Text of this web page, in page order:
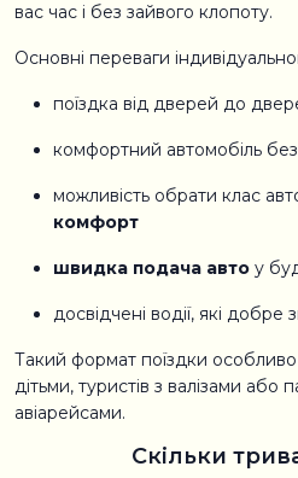
вас час і без зайвого клопоту.
Основні переваги
поїздка від дверей до
комфортний автомобіль
можливість обрати клас
комфорт
швидка подача авто у
досвідчені водії, які
Такий формат поїздки особливо
дітьми, туристів з валізами або
авіарейсами.
Скільки